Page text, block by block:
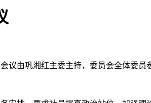
议由巩湘红主委主持，委员会全体委员